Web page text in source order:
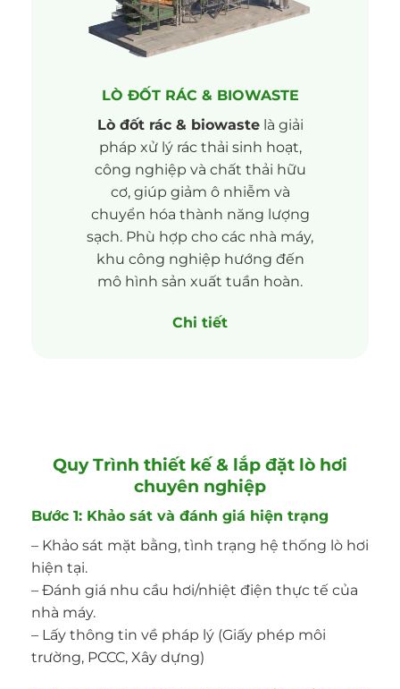
LÒ ĐỐT RÁC & BIOWASTE
Lò đốt rác & biowastelà giải
pháp xử lý rác thải sinh hoạt,
công nghiệp và chất thải hữu
cơ, giúp giảm ô nhiễm và
chuyển hóa thành năng lượng
sạch. Phù hợp cho các nhà máy,
khu công nghiệp hướng đến
mô hình sản xuất tuần hoàn.
Chi tiết
Quy Trình thiết kế & lắp đặt lò hơi
chuyên nghiệp
Bước 1: Khảo sát và đánh giá hiện trạng
– Khảo sát mặt bằng, tình trạng hệ thống lò hơi
hiện tại.
– Đánh giá nhu cầu hơi/nhiệt điện thực tế của
nhà máy.
– Lấy thông tin về pháp lý (Giấy phép môi
trường, PCCC, Xây dựng)